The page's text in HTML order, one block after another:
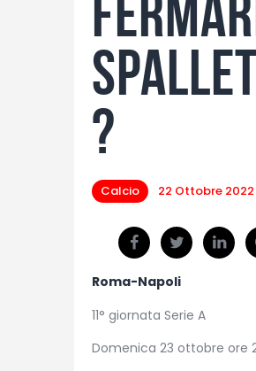
?
Calcio 22 Ottobre 2022
Roma-Napoli
11° giornata Serie A
Domenica 23 ottobre ore